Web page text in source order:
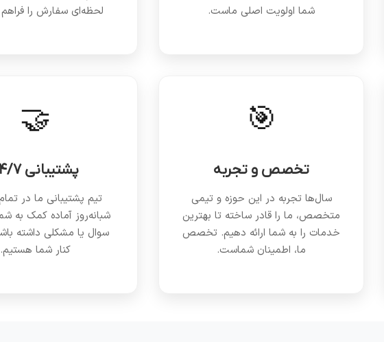
شما اولویت اصلی ماست.
لحظه‌ای سفارش را
🎯
تخصص و تجربه
سال‌ها تجربه در این حوزه و تیمی
متخصص، ما را قادر ساخته تا بهترین
خدمات را به شما ارائه دهیم. تخصص
ما، اطمینان شماست.
🤝
پشتیبانی ۲۴/۷
تیم پشتیبانی ما در
شبانه‌روز آماده کمک به
سوال یا مشکلی داشته
کنار شما هستیم.